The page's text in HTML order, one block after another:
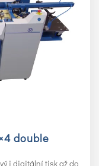
double
i digitální tisk až do